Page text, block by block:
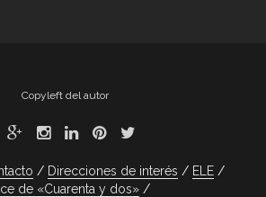
Copyleft del autor
Direcciones de interés
ELE
de «Cuarenta y dos»